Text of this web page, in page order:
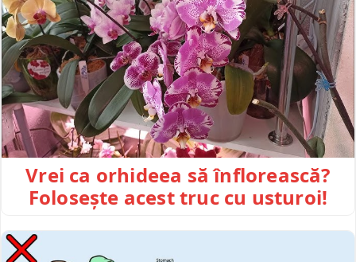
Vrei ca orhideea să înflorească?
Folosește acest truc cu usturoi!